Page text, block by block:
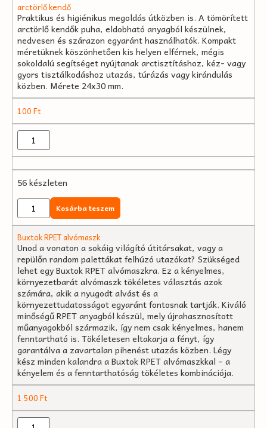
arctörlő kendő
Praktikus és higiénikus megoldás útközben is. A tömörített
arctörlő kendők puha, eldobható anyagból készülnek,
nedvesen és szárazon egyaránt használhatók. Kompakt
méretüknek köszönhetően kis helyen elférnek, mégis
sokoldalú segítséget nyújtanak arctisztításhoz, kéz- vagy
gyors tisztálkodáshoz utazás, túrázás vagy kirándulás
közben. Mérete 24x30 mm.
100Ft
56 készleten
Kosárba teszem
Buxtok RPET alvómaszk
Unod a vonaton a sokáig világító útitársakat, vagy a
repülőn random palettákat felhúzó utazókat? Szükséged
lehet egy Buxtok RPET alvómaszkra. Ez a kényelmes,
környezetbarát alvómaszk tökéletes választás azok
számára, akik a nyugodt alvást és a
környezettudatosságot egyaránt fontosnak tartják. Kiváló
minőségű RPET anyagból készül, mely újrahasznosított
műanyagokból származik, így nem csak kényelmes, hanem
fenntartható is. Tökéletesen eltakarja a fényt, így
garantálva a zavartalan pihenést utazás közben. Légy
kész minden kalandra a Buxtok RPET alvómaszkkal – a
kényelem és a fenntarthatóság tökéletes kombinációja.
1 500Ft